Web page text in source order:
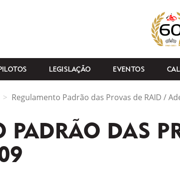
LEGISLAÇÃO EVENTOS
Regulamento Padrão das Provas de RAID /
PADRÃO DAS